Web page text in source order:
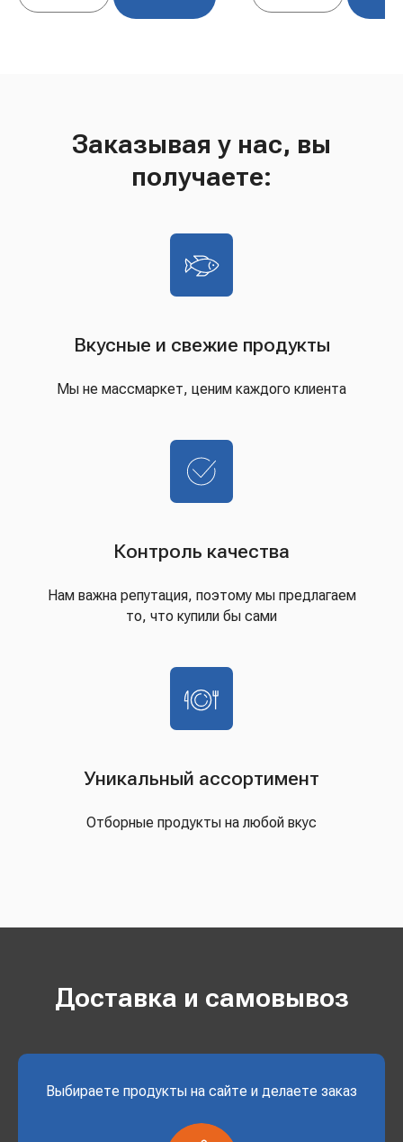
Заказывая у нас, вы
получаете:
Вкусные и свежие продукты
Мы не массмаркет, ценим каждого клиента
Контроль качества
Нам важна репутация, поэтому мы предлагаем
то, что купили бы сами
Уникальный ассортимент
Отборные продукты на любой вкус
Доставка и самовывоз
Выбираете продукты на сайте и делаете заказ